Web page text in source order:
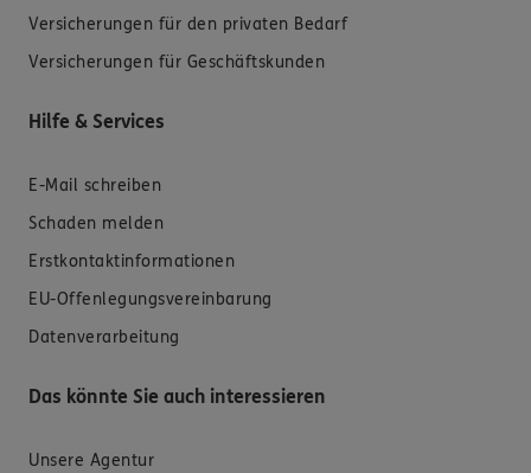
Versicherungen für den privaten Bedarf
Versicherungen für Geschäftskunden
Hilfe & Services
E-Mail schreiben
Schaden melden
Erstkontaktinformationen
EU-Offenlegungsvereinbarung
Datenverarbeitung
Das könnte Sie auch interessieren
Unsere Agentur